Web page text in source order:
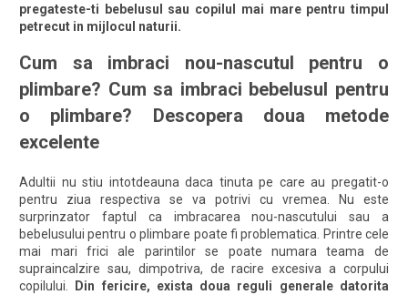
pregateste-ti bebelusul sau copilul mai mare pentru timpul
petrecut in mijlocul naturii.
Cum sa imbraci nou-nascutul pentru o
plimbare? Cum sa imbraci bebelusul pentru
o plimbare? Descopera doua metode
excelente
Adultii nu stiu intotdeauna daca tinuta pe care au pregatit-o
pentru ziua respectiva se va potrivi cu vremea. Nu este
surprinzator faptul ca imbracarea nou-nascutului sau a
bebelusului pentru o plimbare poate fi problematica. Printre cele
mai mari frici ale parintilor se poate numara teama de
supraincalzire sau, dimpotriva, de racire excesiva a corpului
copilului. Din fericire, exista doua reguli generale datorita